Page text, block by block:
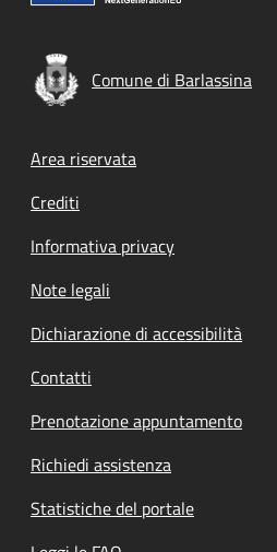
Comune di Barlassina
Footer menu
Area riservata
Crediti
Informativa privacy
Note legali
Dichiarazione di accessibilità
Contatti
Prenotazione appuntamento
Richiedi assistenza
Statistiche del portale